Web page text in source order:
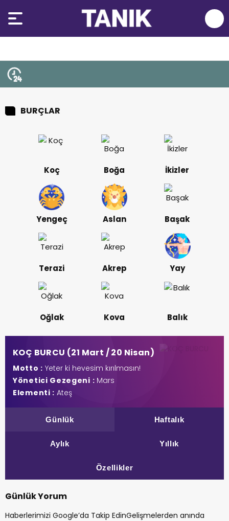
BURÇLAR
Koç Boğa İkizler
Yengeç Aslan Başak
Terazi Akrep Yay
Oğlak Kova Balık
KOÇ BURCU (21 Mart / 20 Nisan)
Motto : Yeter ki hevesim kırılmasın!
Yönetici Gezegeni : Mars
Elementi : Ateş
Günlük Haftalık
Aylık Yıllık
Özellikler
Günlük Yorum
Haberlerimizi Google’da Takip EdinGelişmelerden anında